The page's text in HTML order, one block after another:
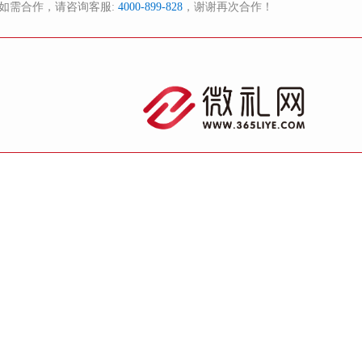
需合作，请咨询客服: 4000-899-828 ，谢谢再次合作！